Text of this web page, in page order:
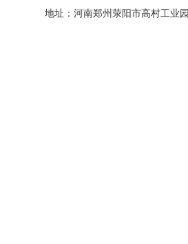
地址：河南郑州荥阳市高村工业园